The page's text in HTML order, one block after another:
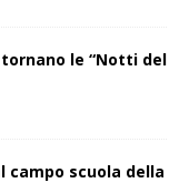
le “Notti del
campo scuola della